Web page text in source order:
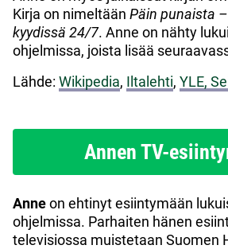
Kirja on nimeltään Päin punaista
kyydissä 24/7. Anne on nähty
ohjelmissa, joista lisää
Lähde: Wikipedia, Iltalehti, YLE,
Annen TV-
Anneon ehtinyt esiintymään
ohjelmissa. Parhaiten hänen
televisiossa muistetaan Suomen